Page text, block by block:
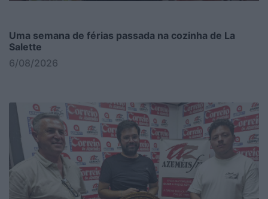
Uma semana de férias passada na cozinha de La
Salette
6/08/2026